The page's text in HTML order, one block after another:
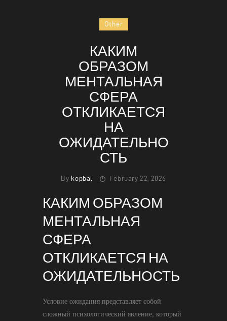
CONTACT
Other
КАКИМ
ОБРАЗОМ
МЕНТАЛЬНАЯ
СФЕРА
ОТКЛИКАЕТСЯ
НА
ОЖИДАТЕЛЬНО
СТЬ
By kopbal February 22, 2026
КАКИМ ОБРАЗОМ
МЕНТАЛЬНАЯ
СФЕРА
ОТКЛИКАЕТСЯ НА
ОЖИДАТЕЛЬНОСТЬ
Условие ожидания представляет собой
сложный психологический явление, который